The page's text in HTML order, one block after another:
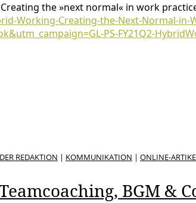
the »next normal« in work
Working-Creating-the-Next-Normal-in-
PS-FY21Q2-
REDAKTION | KOMMUNIKATION | ONLINE-
BGM &